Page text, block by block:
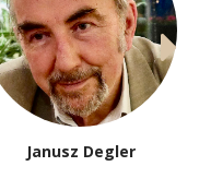
Janusz Degler